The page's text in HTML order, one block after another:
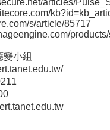
articles/
s/article/85717
變小組